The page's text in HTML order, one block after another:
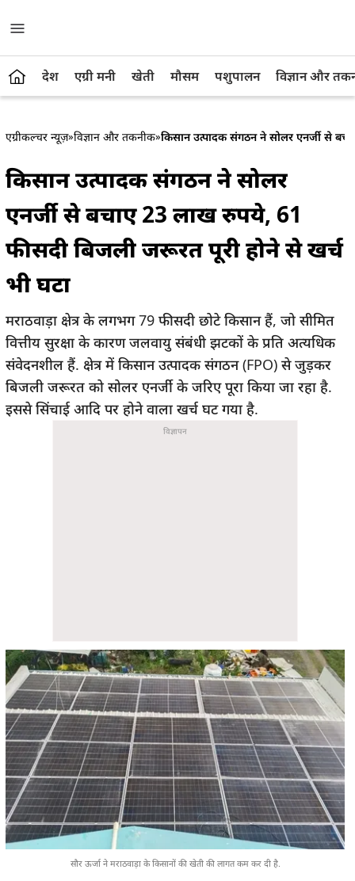
देश एग्री मनी खेती मौसम पशुपालन विज्ञान और
एग्रीकल्चर न्यूज़»विज्ञान और तकनीक»किसान उत्पादक संगठन ने सोलर एनर्जी से
किसान उत्पादक संगठन ने सोलर
एनर्जी से बचाए 23 लाख रुपये, 61
फीसदी बिजली जरूरत पूरी होने से खर्च
भी घटा
मराठवाड़ा क्षेत्र के लगभग 79 फीसदी छोटे किसान हैं, जो सीमित
वित्तीय सुरक्षा के कारण जलवायु संबंधी झटकों के प्रति अत्यधिक
संवेदनशील हैं. क्षेत्र में किसान उत्पादक संगठन (FPO) से जुड़कर
बिजली जरूरत को सोलर एनर्जी के जरिए पूरा किया जा रहा है.
इससे सिंचाई आदि पर होने वाला खर्च घट गया है.
सौर ऊर्जा ने मराठवाड़ा के किसानों की खेती की लागत कम कर दी है.